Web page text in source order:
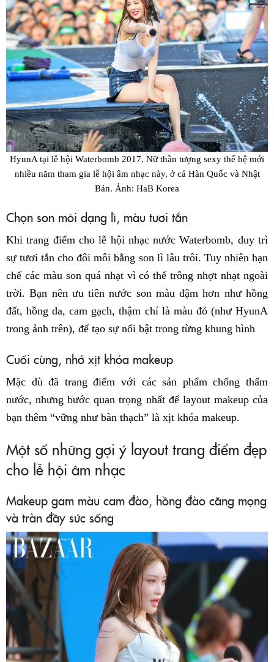
HyunA tại lễ hội Waterbomb 2017. Nữ thần tượng sexy thế hệ mới
nhiều năm tham gia lễ hội âm nhạc này, ở cả Hàn Quốc và Nhật
Bản. Ảnh: HaB Korea
Chọn son môi dạng lì, màu tươi tắn
Khi trang điểm cho lễ hội nhạc nước Waterbomb, duy trì
sự tươi tắn cho đôi môi bằng son lì lâu trôi. Tuy nhiên hạn
chế các màu son quá nhạt vì có thể trông nhợt nhạt ngoài
trời. Bạn nên ưu tiên nước son màu đậm hơn như hồng
đất, hồng da, cam gạch, thậm chí là màu đỏ (như HyunA
trong ảnh trên), để tạo sự nổi bật trong từng khung hình
Cuối cùng, nhớ xịt khóa makeup
Mặc dù đã trang điểm với các sản phẩm chống thấm
nước, nhưng bước quan trọng nhất để layout makeup của
bạn thêm “vững như bàn thạch” là xịt khóa makeup.
Một số những gợi ý layout trang điểm đẹp
cho lễ hội âm nhạc
Makeup gam màu cam đào, hồng đào căng mọng
và tràn đầy sức sống